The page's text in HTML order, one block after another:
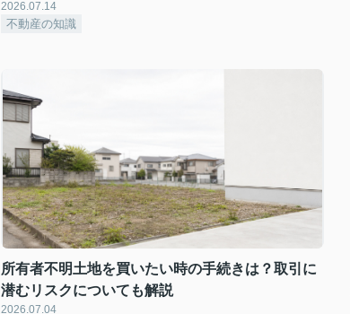
2026.07.14
不動産の知識
所有者不明土地を買いたい時の手続きは？取引に
潜むリスクについても解説
2026.07.04